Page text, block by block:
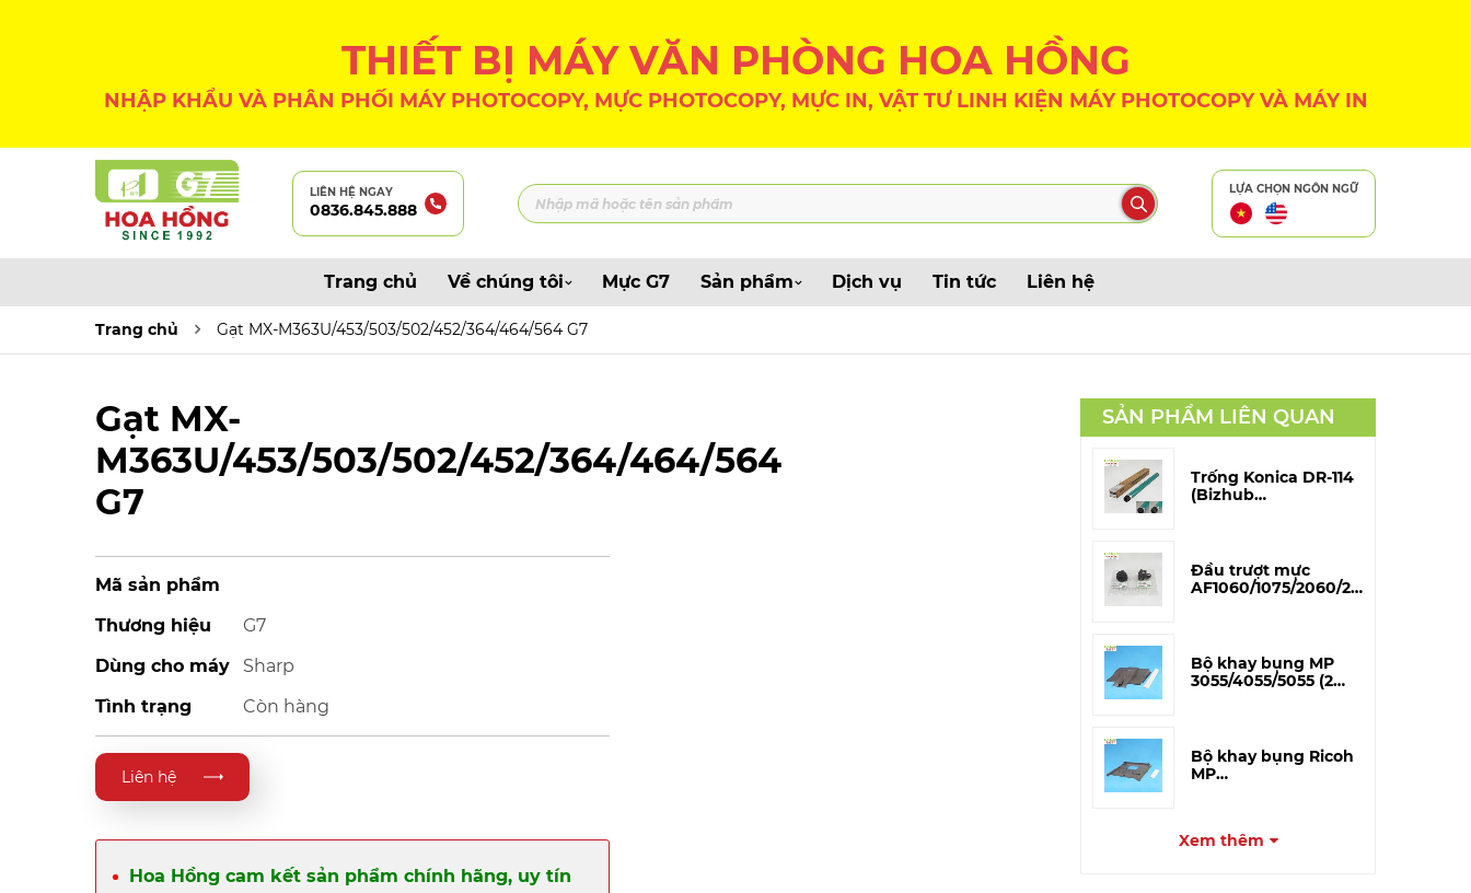
THIẾT BỊ MÁY VĂN PHÒNG HOA HỒNG
NHẬP KHẨU VÀ PHÂN PHỐI MÁY PHOTOCOPY, MỰC PHOTOCOPY, MỰC IN, VẬT TƯ LINH KIỆN MÁY PHOTOCOPY VÀ MÁY IN
LIÊN HỆ NGAY
0836.845.888
LỰA CHỌN NGÔN NGỮ
Trang chủ Về chúng tôi Mực G7 Sản phẩm Dịch vụ Tin tức Liên hệ
Trang chủ Gạt MX-M363U/453/503/502/452/364/464/564 G7
Gạt MX-
M363U/453/503/502/452/364/464/564
G7
Mã sản phẩm
Thương hiệu
G7
Dùng cho máy
Sharp
Tình trạng
Còn hàng
Liên hệ
Hoa Hồng cam kết sản phẩm chính hãng, uy tín
SẢN PHẨM LIÊN QUAN
Trống Konica DR-114
(Bizhub
Đầu trượt mực
AF1060/1075/2060/2075
Bộ khay bụng MP
3055/4055/5055 (2
Bộ khay bụng Ricoh
MP
Xem thêm